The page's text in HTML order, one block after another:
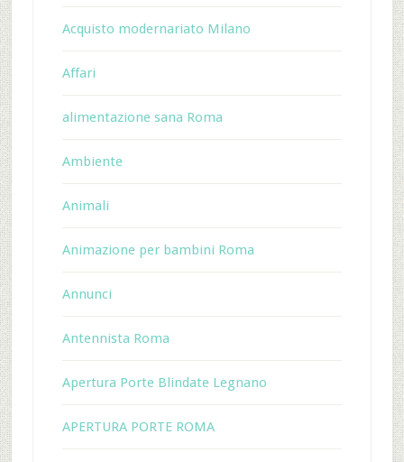
Acquisto modernariato Milano
Affari
alimentazione sana Roma
Ambiente
Animali
Animazione per bambini Roma
Annunci
Antennista Roma
Apertura Porte Blindate Legnano
APERTURA PORTE ROMA